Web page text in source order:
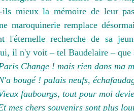
ils mieux la mémoire de leur
maroquinerie remplace
l'éternelle recherche de sa
il n'y voit – tel Baudelaire – que
Change ! mais rien dans ma
bougé ! palais neufs,
faubourgs, tout pour moi
mes chers souvenirs sont plus